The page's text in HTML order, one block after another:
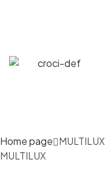
Home page MULTILUX
MULTILUX